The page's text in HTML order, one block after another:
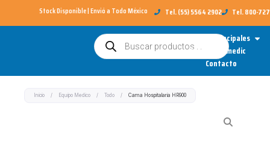
al
Stock Disponible | Envió a Todo México​ Tel. (55) 5564 2902 Tel. 800-
Búsqueda
de
productos
Categorías Principales
Sobre Redimedic
Contacto
Inicio / Equipo Medico / Todo / Cama Hospitalaria HR900